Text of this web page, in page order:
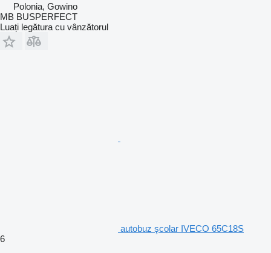
Polonia, Gowino
MB BUSPERFECT
Luați legătura cu vânzătorul
autobuz şcolar IVECO 65C18S
6